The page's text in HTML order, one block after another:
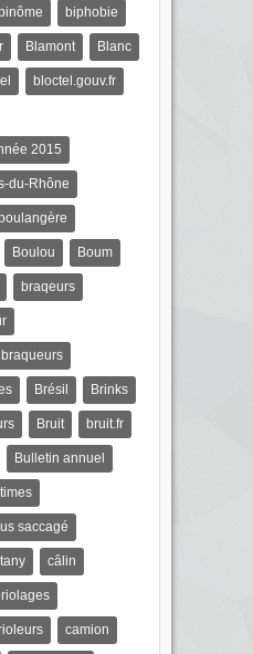
biphobie
Blamont Blanc
bloctel.gouv.fr
2015
du-Rhône
Boulou Boum
braqeurs
braqueurs
Brésil Brinks
Bruit bruit.fr
Bulletin annuel
saccagé
câlin
camion